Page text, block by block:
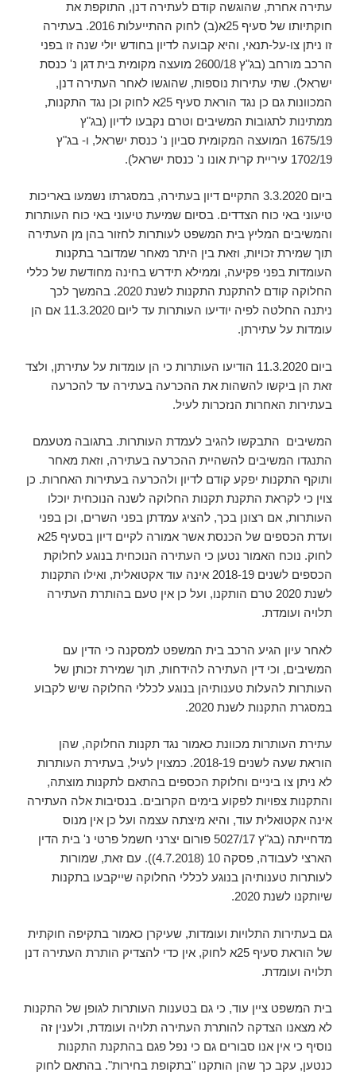
עתירה אחרת, שהוגשה קודם לעתירה דנן, התוקפת את
חוקתיותו של סעיף 25א(ב) לחוק ההתייעלות 2016. בעתירה
זו ניתן צו-על-תנאי, והיא קבועה לדיון בחודש יולי שנה זו בפני
הרכב מורחב (בג"ץ 2600/18 מועצה מקומית בית דגן נ' כנסת
ישראל). שתי עתירות נוספות, שהוגשו לאחר העתירה דנן,
המכוונות גם כן נגד הוראת סעיף 25א לחוק וכן נגד התקנות,
ממתינות לתגובות המשיבים וטרם נקבעו לדיון (בג"ץ
1675/19 המועצה המקומית סביון נ' כנסת ישראל, ו- בג"ץ
1702/19 עיריית קרית אונו נ' כנסת ישראל).
ביום 3.3.2020 התקיים דיון בעתירה, במסגרתו נשמעו באריכות
טיעוני באי כוח הצדדים. בסיום שמיעת טיעוני באי כוח העותרות
והמשיבים המליץ בית המשפט לעותרות לחזור בהן מן העתירה
תוך שמירת זכויות, וזאת בין היתר מאחר שמדובר בתקנות
העומדות בפני פקיעה, וממילא תידרש בחינה מחודשת של כללי
החלוקה קודם להתקנת התקנות לשנת 2020. בהמשך לכך
ניתנה החלטה לפיה יודיעו העותרות עד ליום 11.3.2020 אם הן
עומדות על עתירתן.
ביום 11.3.2020 הודיעו העותרות כי הן עומדות על עתירתן, ולצד
זאת הן ביקשו להשהות את ההכרעה בעתירה עד להכרעה
בעתירות האחרות הנזכרות לעיל.
המשיבים התבקשו להגיב לעמדת העותרות. בתגובה מטעמם
התנגדו המשיבים להשהיית ההכרעה בעתירה, וזאת מאחר
ותוקף התקנות יפקע קודם לדיון ולהכרעה בעתירות האחרות. כן
צוין כי לקראת התקנת תקנות החלוקה לשנה הנוכחית יוכלו
העותרות, אם רצונן בכך, להציג עמדתן בפני השרים, וכן בפני
ועדת הכספים של הכנסת אשר אמורה לקיים דיון בסעיף 25א
לחוק. נוכח האמור נטען כי העתירה הנוכחית בנוגע לחלוקת
הכספים לשנים 2018-19 אינה עוד אקטואלית, ואילו התקנות
לשנת 2020 טרם הותקנו, ועל כן אין טעם בהותרת העתירה
תלויה ועומדת.
לאחר עיון הגיע הרכב בית המשפט למסקנה כי הדין עם
המשיבים, וכי דין העתירה להידחות, תוך שמירת זכותן של
העותרות להעלות טענותיהן בנוגע לכללי החלוקה שיש לקבוע
במסגרת התקנות לשנת 2020.
עתירת העותרות מכוונת כאמור נגד תקנות החלוקה, שהן
הוראת שעה לשנים 2018-19. כמצוין לעיל, בעתירת העותרות
לא ניתן צו ביניים וחלוקת הכספים בהתאם לתקנות מוצתה,
והתקנות צפויות לפקוע בימים הקרובים. בנסיבות אלה העתירה
אינה אקטואלית עוד, והיא מיצתה עצמה ועל כן אין מנוס
מדחייתה (בג"ץ 5027/17 פורום יצרני חשמל פרטי נ' בית הדין
הארצי לעבודה, פסקה 10 (‏4.7.2018)). עם זאת, שמורות
לעותרות טענותיהן בנוגע לכללי החלוקה שייקבעו בתקנות
שיותקנו לשנת 2020.
גם בעתירות התלויות ועומדות, שעיקרן כאמור בתקיפה חוקתית
של הוראת סעיף 25א לחוק, אין כדי להצדיק הותרת העתירה דנן
תלויה ועומדת.
בית המשפט ציין עוד, כי גם בטענות העותרות לגופן של התקנות
לא מצאנו הצדקה להותרת העתירה תלויה ועומדת, ולענין זה
נוסיף כי אין אנו סבורים גם כי נפל פגם בהתקנת התקנות
כנטען, עקב כך שהן הותקנו "בתקופת בחירות". בהתאם לחוק